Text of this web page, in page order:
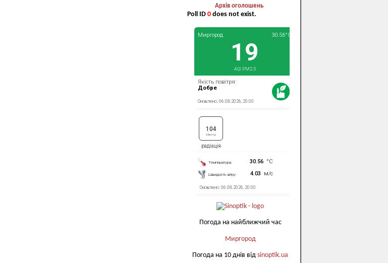
Архів оголошень
Poll ID 0 does not exist.
Погода на найближчий час
Миргород
Погода на 10 днів від sinoptik.ua